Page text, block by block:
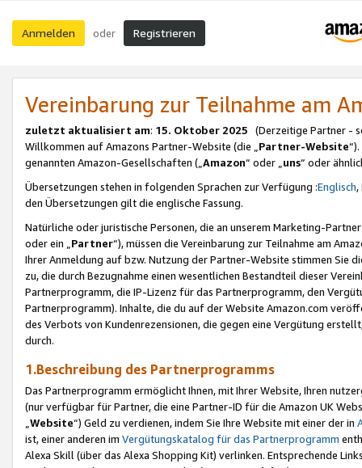
Anmelden oder Registrieren
Vereinbarung zur Teilnahme am
zuletzt aktualisiert am: 15. Oktober 2025 (Derzeitige Partner -
Willkommen auf Amazons Partner-Website (die „Partner-Website
genannten Amazon-Gesellschaften („Amazon“ oder „uns“ oder
Übersetzungen stehen in folgenden Sprachen zur Verfügung :Englisch,
den Übersetzungen gilt die englische Fassung.
Natürliche oder juristische Personen, die an unserem Marketing-
oder ein „Partner“), müssen die Vereinbarung zur Teilnahme am
Ihrer Anmeldung auf bzw. Nutzung der Partner-Website stimmen Sie
zu, die durch Bezugnahme einen wesentlichen Bestandteil dieser
Partnerprogramm, die IP-Lizenz für das Partnerprogramm, den
Partnerprogramm). Inhalte, die du auf der Website Amazon.com
des Verbots von Kundenrezensionen, die gegen eine Vergütung
durch.
1.Beschreibung des Partnerprogramms
Das Partnerprogramm ermöglicht Ihnen, mit Ihrer Website, Ihren
(nur verfügbar für Partner, die eine Partner-ID für die Amazon UK
Website“) Geld zu verdienen, indem Sie Ihre Website mit einer der in
ist, einer anderen im Vergütungskatalog für das Partnerprogramm
Alexa Skill (über das Alexa Shopping Kit) verlinken. Entsprechende